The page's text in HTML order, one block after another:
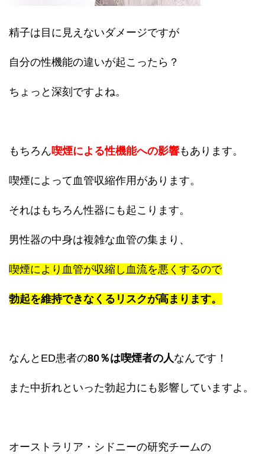
精子は目に見えないダメージですが
自分の性機能の違いが起こったら？
ちょっと深刻ですよね。
もちろん喫煙による性機能への影響もあります。
喫煙によって血管収縮作用があります。
それはもちろん性器にも起こります。
男性器の中身は複雑な血管の集まり、
喫煙により血管が収縮し血流を悪くするので
勃起を維持できなくるリスクが高まります。
なんとED患者の80％は喫煙者の人なんです！
また中折れといった勃起力にも影響していますよ。
オーストラリア・シドニーの研究チームの